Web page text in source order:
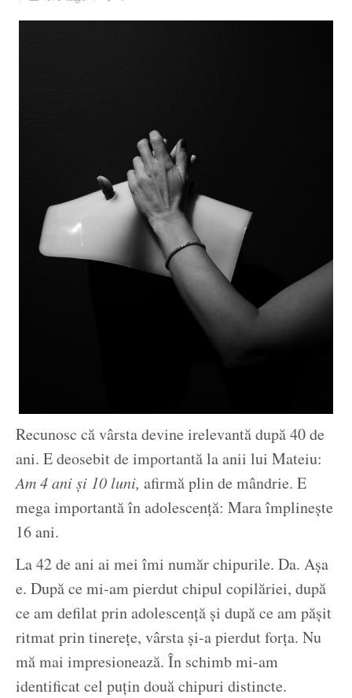
Ziua culorii
Recunosc că vârsta devine irelevantă după 40 de
ani. E deosebit de importantă la anii lui Mateiu:
Am 4 ani și 10 luni, afirmă plin de mândrie. E
mega importantă în adolescență: Mara împlinește
16 ani.
La 42 de ani ai mei îmi număr chipurile. Da. Așa
e. După ce mi-am pierdut chipul copilăriei, după
ce am defilat prin adolescență și după ce am pășit
ritmat prin tinerețe, vârsta și-a pierdut forța. Nu
mă mai impresionează. În schimb mi-am
identificat cel puțin două chipuri distincte.